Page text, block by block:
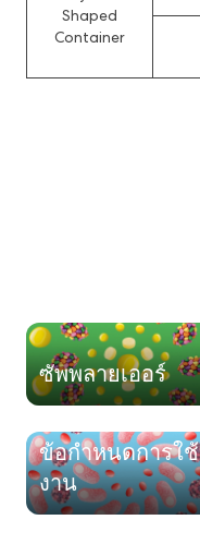
Shaped
Container
ซัพพลายเออร์
ข้อกำหนดการใช้
งาน